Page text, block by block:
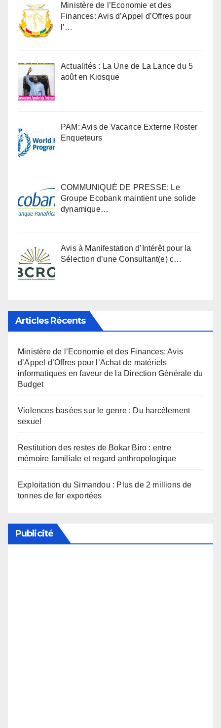
Ministère de l’Economie et des
Finances: Avis d’Appel d’Offres pour
l’…
Actualités : La Une de La Lance du 5
août en Kiosque
PAM: Avis de Vacance Externe Roster
Enqueteurs
COMMUNIQUÉ DE PRESSE: Le
Groupe Ecobank maintient une solide
dynamique…
Avis à Manifestation d’Intérêt pour la
Sélection d’une Consultant(e) c…
Articles Récents
Ministère de l’Economie et des Finances: Avis
d’Appel d’Offres pour l’Achat de matériels
informatiques en faveur de la Direction Générale du
Budget
Violences basées sur le genre : Du harcèlement
sexuel
Restitution des restes de Bokar Biro : entre
mémoire familiale et regard anthropologique
Exploitation du Simandou : Plus de 2 millions de
tonnes de fer exportées
Publicité